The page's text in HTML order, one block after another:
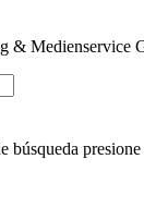
& Medienservice
búsqueda